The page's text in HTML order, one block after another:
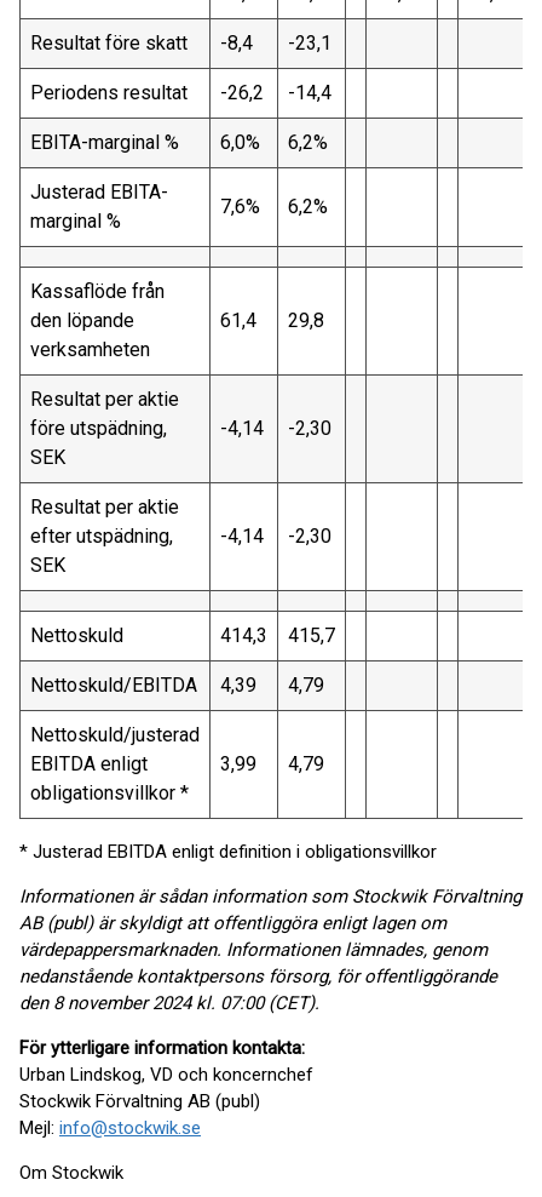
Resultat före skatt -8,4 -23,1
Periodens resultat -26,2 -14,4
EBITA-marginal % 6,0% 6,2%
Justerad EBITA-
marginal %
7,6% 6,2%
Kassaflöde från
den löpande
verksamheten
61,4 29,8
Resultat per aktie
före utspädning,
SEK
-4,14 -2,30
Resultat per aktie
efter utspädning,
SEK
-4,14 -2,30
Nettoskuld 414,3 415,7
Nettoskuld/EBITDA 4,39 4,79
Nettoskuld/justerad
EBITDA enligt
obligationsvillkor *
3,99 4,79
* Justerad EBITDA enligt definition i obligationsvillkor
Informationen är sådan information som Stockwik Förvaltning
AB (publ) är skyldigt att offentliggöra enligt lagen om
värdepappersmarknaden. Informationen lämnades, genom
nedanstående kontaktpersons försorg, för offentliggörande
den 8 november 2024 kl. 07:00 (CET).
För ytterligare information kontakta:
Urban Lindskog, VD och koncernchef
Stockwik Förvaltning AB (publ)
Mejl: info@stockwik.se
Om Stockwik